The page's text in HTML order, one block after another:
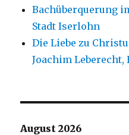
Bachüberquerung
Stadt Iserlohn
Die Liebe zu
Joachim
August 2026